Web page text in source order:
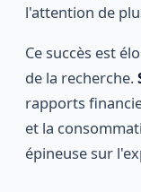
l'attention de
Ce succès est
de la recherche.
rapports
et la
épineuse sur